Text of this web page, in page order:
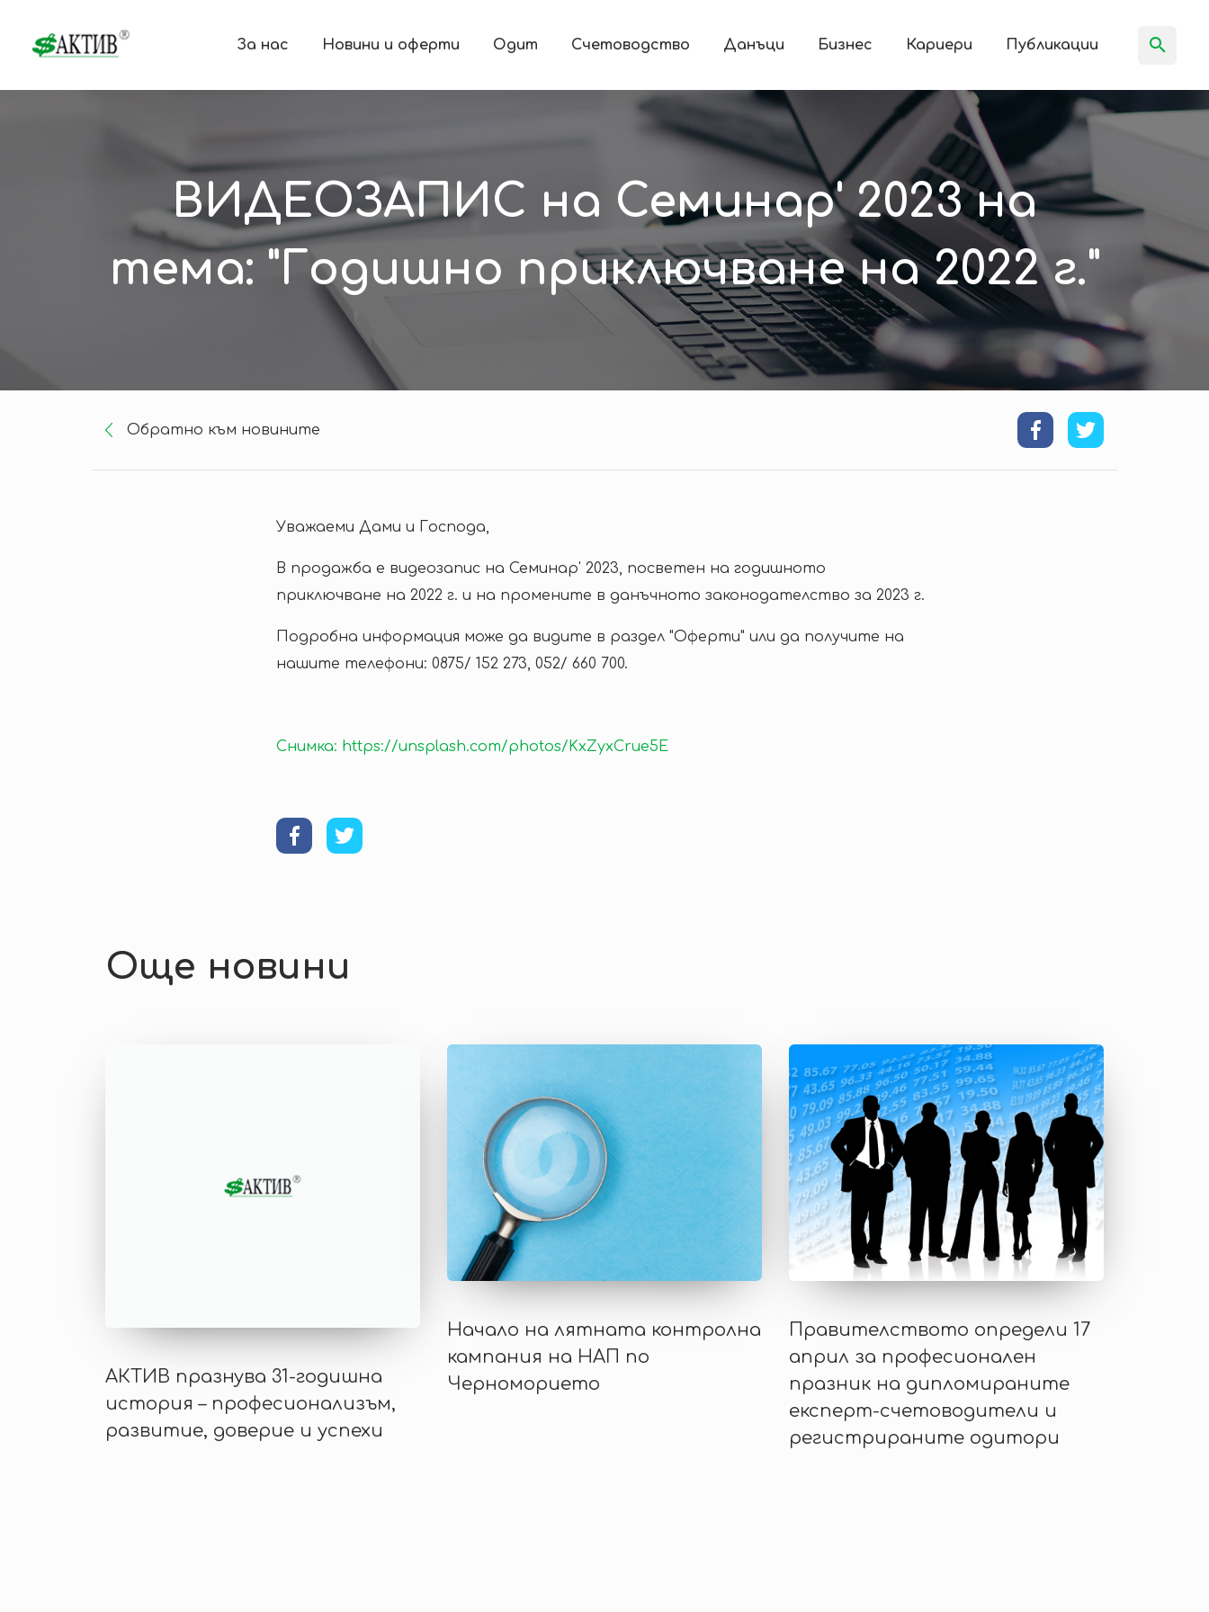
За нас Новини и оферти Одит Счетоводство Данъци Бизнес Кариери Публикации
ВИДЕОЗАПИС на Семинар' 2023 на
тема: "Годишно приключване на 2022 г."
Oбратно към новините
Уважаеми Дами и Господа,
В продажба е видеозапис на Семинар' 2023, посветен на годишното
приключване на 2022 г. и на промените в данъчното законодателство за 2023 г.
Подробна информация може да видите в раздел "Оферти" или да получите на
нашите телефони: 0875/ 152 273, 052/ 660 700.
Снимка: https://unsplash.com/photos/KxZyxCrue5E
Още новини
АКТИВ празнува 31-годишна
история – професионализъм,
развитие, доверие и успехи
Начало на лятната контролна
кампания на НАП по
Черноморието
Правителството определи 17
април за професионален
празник на дипломираните
експерт-счетоводители и
регистрираните одитори